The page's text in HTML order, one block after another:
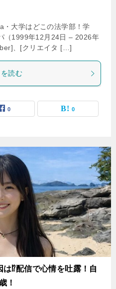
大学はどこの法学部！学
（1999年12月24日 – 2026年
、[クリエイタ […]
読む
0 0
⁉配信で心情を吐露！自
！